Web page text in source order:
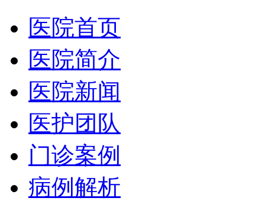
医院首页
医院简介
医院新闻
医护团队
门诊案例
病例解析